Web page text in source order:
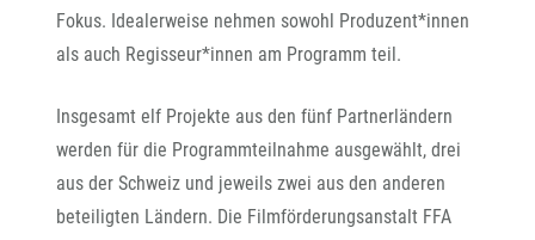
Fokus. Idealerweise nehmen sowohl Produzent*innen
als auch Regisseur*innen am Programm teil.
Insgesamt elf Projekte aus den fünf Partnerländern
werden für die Programmteilnahme ausgewählt, drei
aus der Schweiz und jeweils zwei aus den anderen
beteiligten Ländern. Die Filmförderungsanstalt FFA